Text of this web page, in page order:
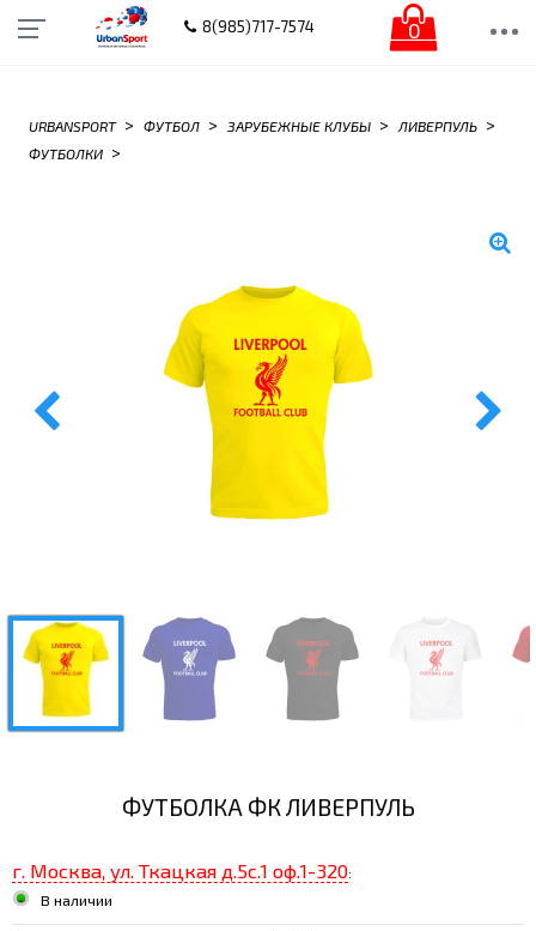
8(985)717-7574 0
URBANSPORT > ФУТБОЛ > ЗАРУБЕЖНЫЕ КЛУБЫ > ЛИВЕРПУЛЬ >
ФУТБОЛКИ >
ФУТБОЛКА ФК ЛИВЕРПУЛЬ
г. Москва, ул. Ткацкая д.5с.1 оф.1-320:
В наличии